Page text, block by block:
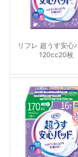
リフレ 超うす安心
120cc20枚